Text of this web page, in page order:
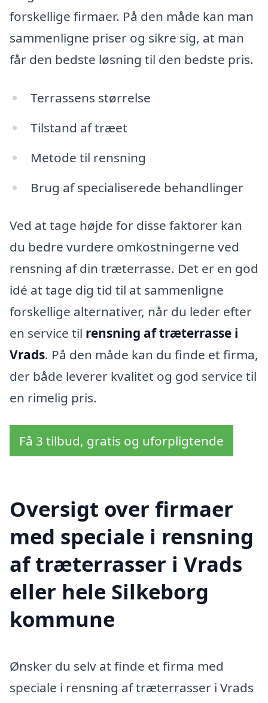
forskellige firmaer. På den måde kan man
sammenligne priser og sikre sig, at man
får den bedste løsning til den bedste pris.
Terrassens størrelse
Tilstand af træet
Metode til rensning
Brug af specialiserede behandlinger
Ved at tage højde for disse faktorer kan
du bedre vurdere omkostningerne ved
rensning af din træterrasse. Det er en god
idé at tage dig tid til at sammenligne
forskellige alternativer, når du leder efter
en service til rensning af træterrasse i
Vrads. På den måde kan du finde et firma,
der både leverer kvalitet og god service til
en rimelig pris.
Få 3 tilbud, gratis og uforpligtende
Oversigt over firmaer
med speciale i rensning
af træterrasser i Vrads
eller hele Silkeborg
kommune
Ønsker du selv at finde et firma med
speciale i rensning af træterrasser i Vrads